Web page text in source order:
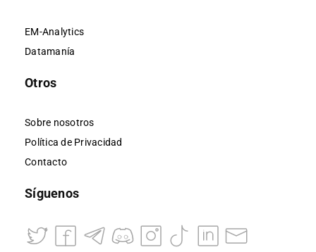
EM-Analytics
Datamanía
Otros
Sobre nosotros
Política de Privacidad
Contacto
Síguenos